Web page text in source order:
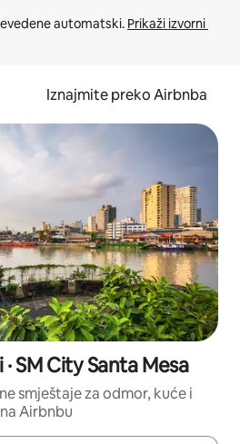
automatski. Prikaži izvorni
Iznajmite preko Airbnba
SM City Santa Mesa
smještaje za odmor, kuće i
Airbnbu